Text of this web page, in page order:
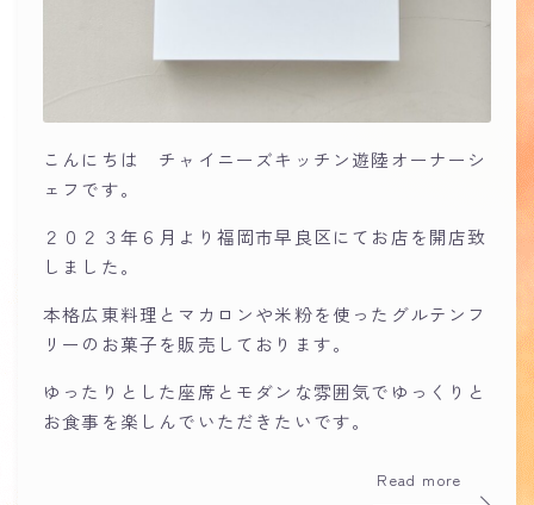
こんにちは チャイニーズキッチン遊陸オーナーシ
ェフです。
２０２３年６月より福岡市早良区にてお店を開店致
しました。
本格広東料理とマカロンや米粉を使ったグルテンフ
リーのお菓子を販売しております。
ゆったりとした座席とモダンな雰囲気でゆっくりと
お食事を楽しんでいただきたいです。
Read more